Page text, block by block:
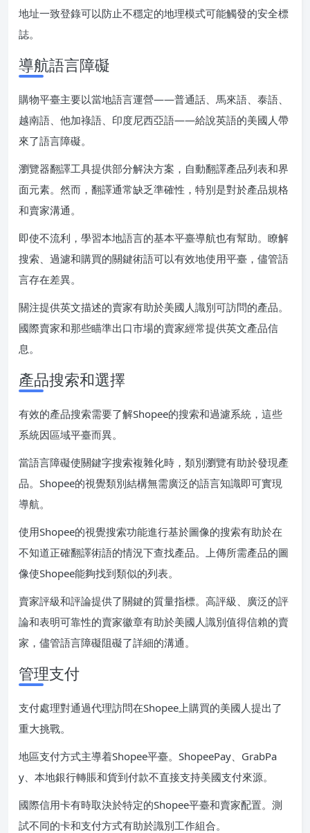
地址一致登錄可以防止不穩定的地理模式可能觸發的安全標
誌。
導航語言障礙
購物平臺主要以當地語言運營——普通話、馬來語、泰語、
越南語、他加祿語、印度尼西亞語——給說英語的美國人帶
來了語言障礙。
瀏覽器翻譯工具提供部分解決方案，自動翻譯產品列表和界
面元素。然而，翻譯通常缺乏準確性，特別是對於產品規格
和賣家溝通。
即使不流利，學習本地語言的基本平臺導航也有幫助。瞭解
搜索、過濾和購買的關鍵術語可以有效地使用平臺，儘管語
言存在差異。
關注提供英文描述的賣家有助於美國人識別可訪問的產品。
國際賣家和那些瞄準出口市場的賣家經常提供英文產品信
息。
產品搜索和選擇
有效的產品搜索需要了解Shopee的搜索和過濾系統，這些
系統因區域平臺而異。
當語言障礙使關鍵字搜索複雜化時，類別瀏覽有助於發現產
品。Shopee的視覺類別結構無需廣泛的語言知識即可實現
導航。
使用Shopee的視覺搜索功能進行基於圖像的搜索有助於在
不知道正確翻譯術語的情況下查找產品。上傳所需產品的圖
像使Shopee能夠找到類似的列表。
賣家評級和評論提供了關鍵的質量指標。高評級、廣泛的評
論和表明可靠性的賣家徽章有助於美國人識別值得信賴的賣
家，儘管語言障礙阻礙了詳細的溝通。
管理支付
支付處理對通過代理訪問在Shopee上購買的美國人提出了
重大挑戰。
地區支付方式主導着Shopee平臺。ShopeePay、GrabPa
y、本地銀行轉賬和貨到付款不直接支持美國支付來源。
國際信用卡有時取決於特定的Shopee平臺和賣家配置。測
試不同的卡和支付方式有助於識別工作組合。